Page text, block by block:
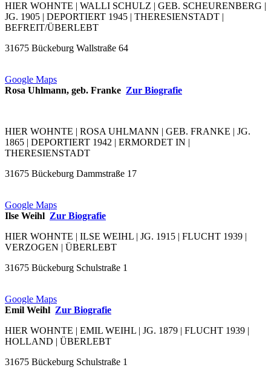
HIER WOHNTE | WALLI SCHULZ | GEB. SCHEURENBERG |
JG. 1905 | DEPORTIERT 1945 | THERESIENSTADT |
BEFREIT/ÜBERLEBT
31675 Bückeburg Wallstraße 64
Google Maps
Rosa Uhlmann, geb. Franke Zur Biografie
HIER WOHNTE | ROSA UHLMANN | GEB. FRANKE | JG.
1865 | DEPORTIERT 1942 | ERMORDET IN |
THERESIENSTADT
31675 Bückeburg Dammstraße 17
Google Maps
Ilse Weihl Zur Biografie
HIER WOHNTE | ILSE WEIHL | JG. 1915 | FLUCHT 1939 |
VERZOGEN | ÜBERLEBT
31675 Bückeburg Schulstraße 1
Google Maps
Emil Weihl Zur Biografie
HIER WOHNTE | EMIL WEIHL | JG. 1879 | FLUCHT 1939 |
HOLLAND | ÜBERLEBT
31675 Bückeburg Schulstraße 1